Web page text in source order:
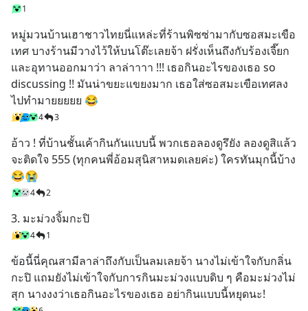
1
หมู่มวนบ้านเฮาชาวไทยนี่แหล่ะที่ร้านพิซซ่ามากับซอสมะเขือ
เทศ บางร้านมีวางไว้ให้บนโต๊ะเลยจ้า ฝรั่งเห็นถึงกับร้องเจี๊ยก
และอุทานออกมาว่า ลาล่าาาา !!! เธอกินอะไรของเธอ so
discussing !! มันน่าขยะแขยงมาก เธอใส่ซอสมะเขือเทศลง
ไปทำมายยยยย 😂
4 3
อ้าว ! ที่บ้านชั้นเค้ากินกันแบบนี้ พวกเธอลองดูรึยัง ลองดูสิแล้ว
จะติดใจ 555 (ทุกคนพี่อ้อมสุนิสาหมดเลยค่ะ) ใครทันมุกนี้บ้าง
😂😭
4 2
3. มะม่วงจิ้มกะปิ
4 1
ข้อนี้นี่คุณสามีลาล่าถึงกับเป็นลมเลยจ้า นางไม่เข้าใจกับกลิ่น
กะปิ แถมยังไม่เข้าใจกับการกินมะม่วงแบบดิบ ๆ คือมะม่วงไม่
สุก นางงงว่าเธอกินอะไรของเธอ อย่ากินแบบนี้หยุดนะ!